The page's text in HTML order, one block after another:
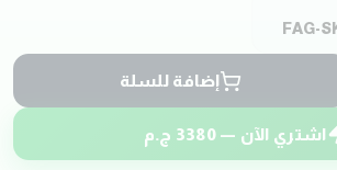
FAG-
إضافة للسلة
اشتري الآن —3380 ج.م